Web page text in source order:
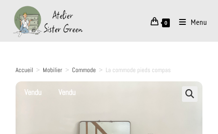
0 Menu
Accueil > Mobilier > Commode > La commode pieds compas
Vendu Vendu